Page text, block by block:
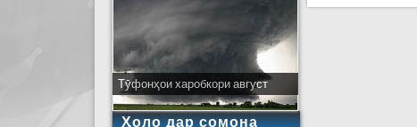
Тӯфонҳои харобкори август
Ҳоло дар сомона